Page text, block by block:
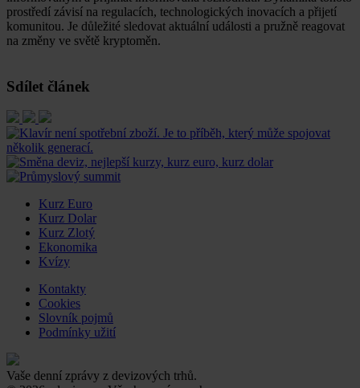
prostředí závisí na regulacích, technologických inovacích a přijetí
komunitou. Je důležité sledovat aktuální události a pružně reagovat
na změny ve světě kryptoměn.
Sdílet článek
Kurz Euro
Kurz Dolar
Kurz Zlotý
Ekonomika
Kvízy
Kontakty
Cookies
Slovník pojmů
Podmínky užití
Vaše denní zprávy z devizových trhů.